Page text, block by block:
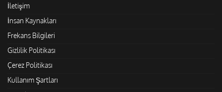
İletişim
İnsan Kaynakları
Frekans Bilgileri
Gizlilik Politikası
Çerez Politikası
Kullanım Şartları